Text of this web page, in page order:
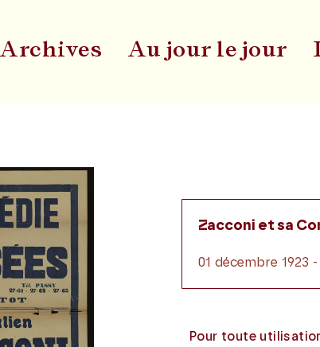
Archives Au jour le jour
Zacconi et sa
01 décembre 1923
Pour toute